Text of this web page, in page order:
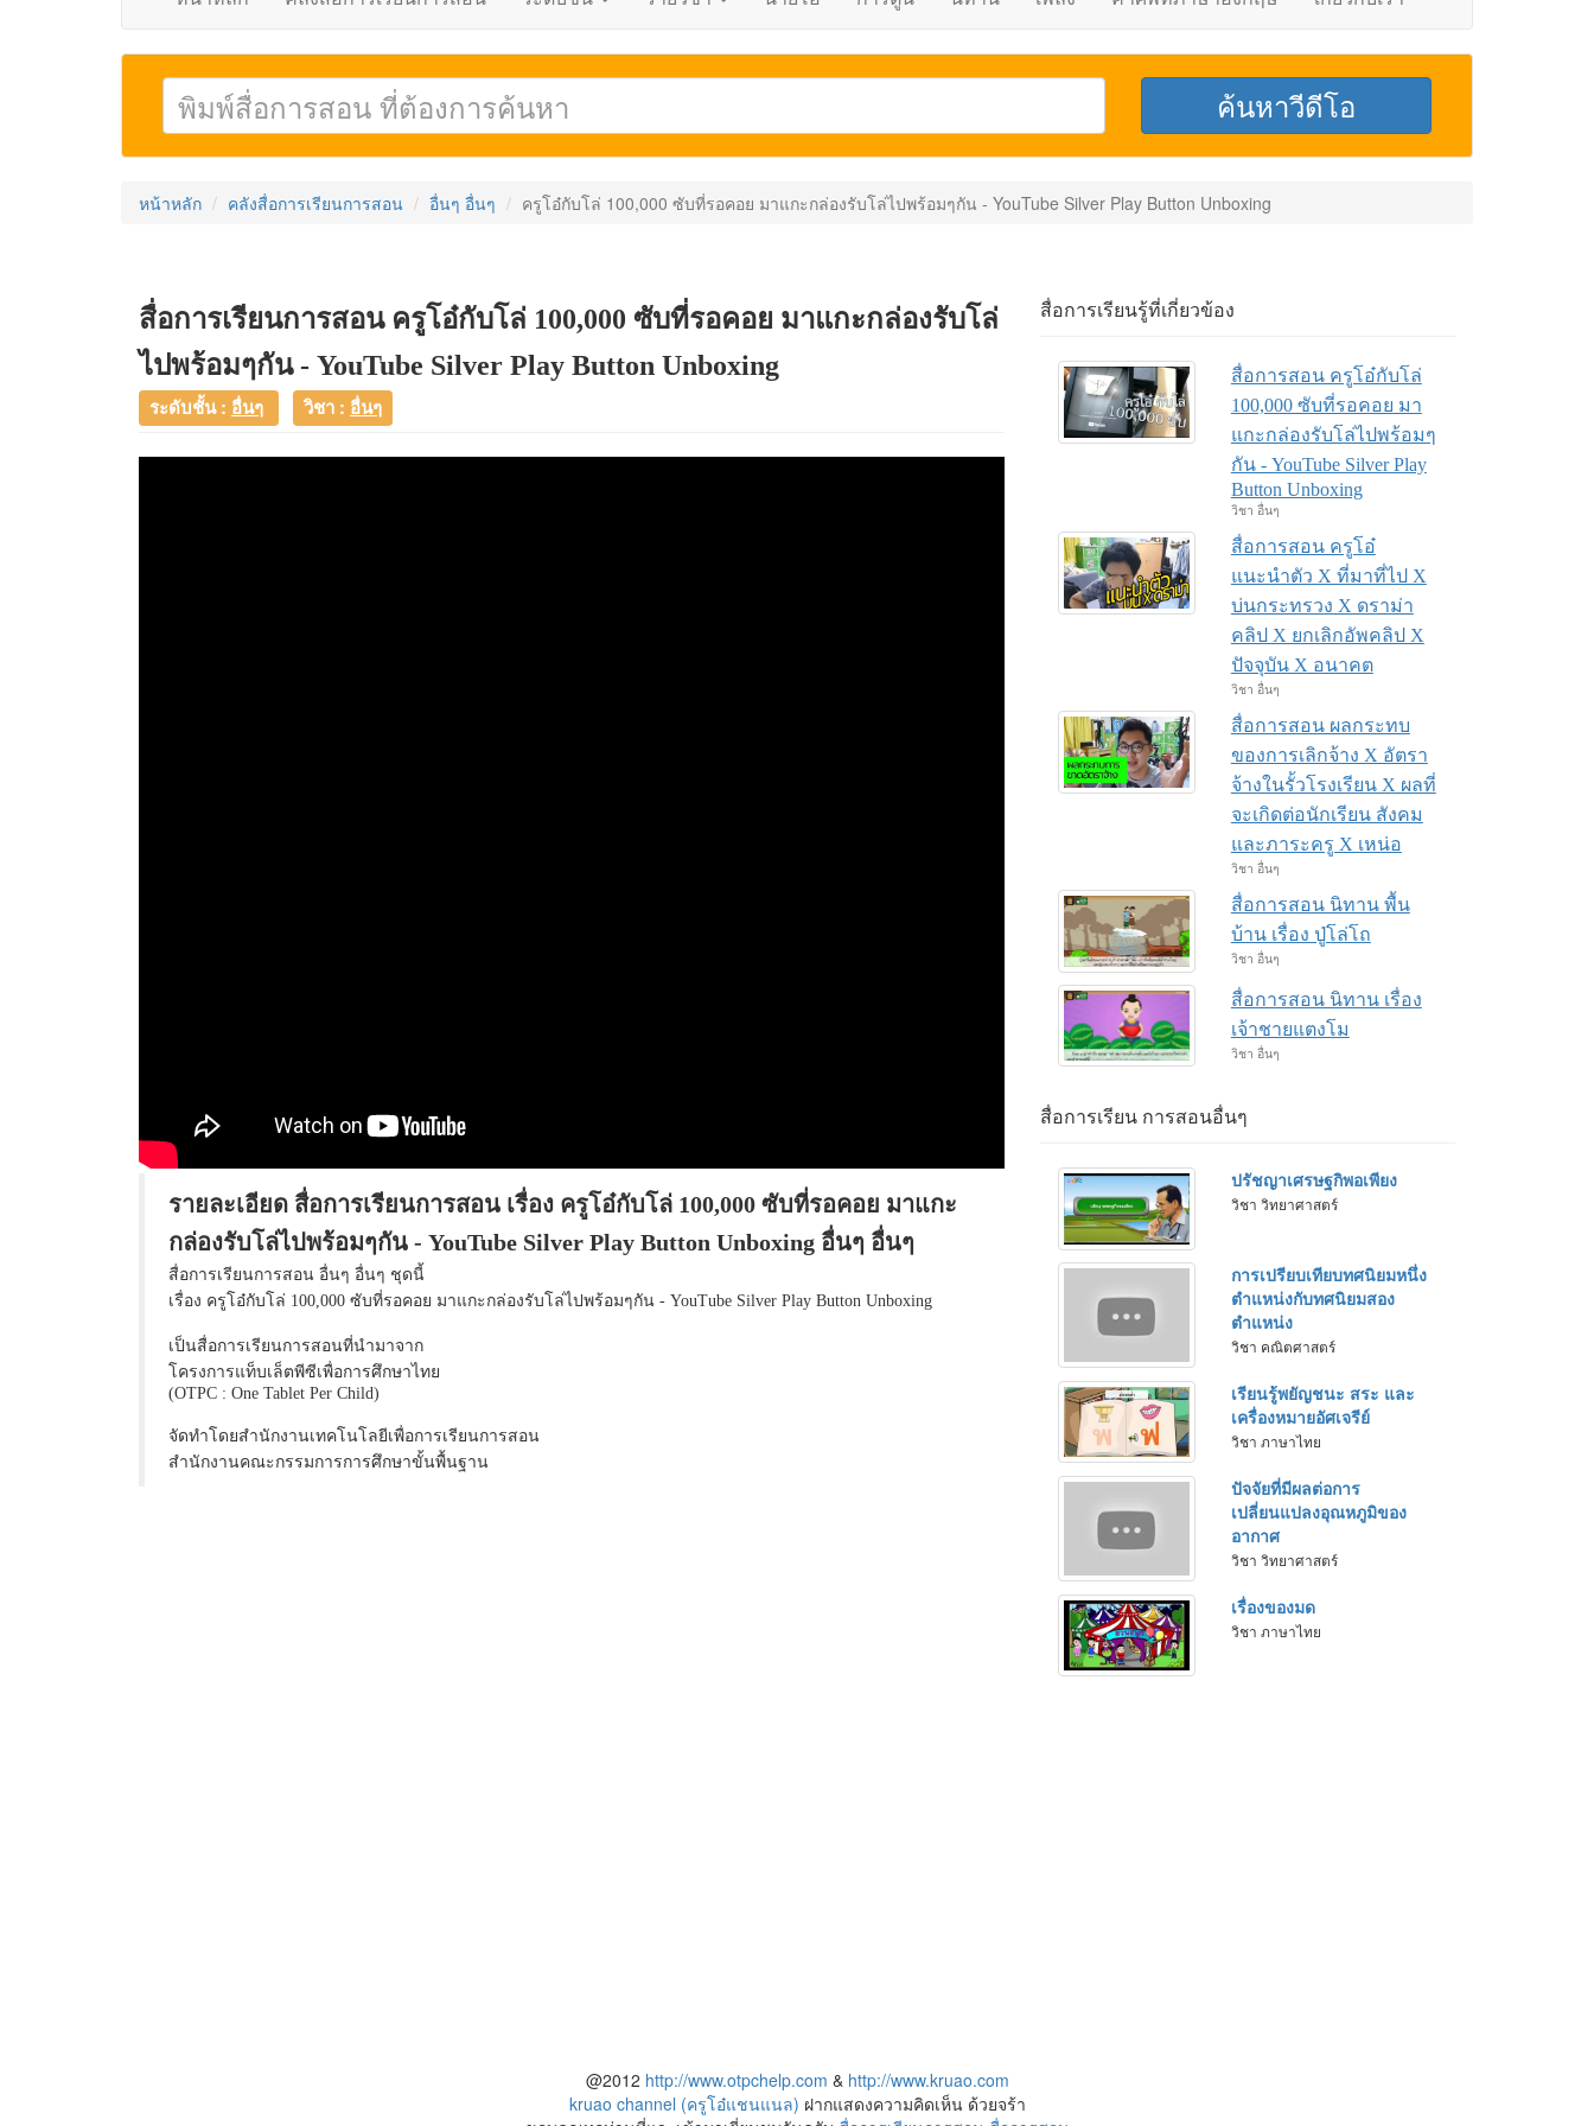
หน้าหลัก คลังสื่อการเรียนการสอน อื่นๆ อื่นๆ ครูโอ๋กับโล่ 100,000 ซับที่รอคอย มาแกะกล่องรับโล่ไปพร้อมๆกัน - YouTube Silver Play Button Unboxing
สื่อการเรียนการสอน ครูโอ๋กับโล่ 100,000 ซับที่รอคอย มาแกะกล่องรับโล่
ไปพร้อมๆกัน - YouTube Silver Play Button Unboxing
ระดับชั้น : อื่นๆ วิชา : อื่นๆ
รายละเอียด สื่อการเรียนการสอน เรื่อง ครูโอ๋กับโล่ 100,000 ซับที่รอคอย มาแกะ
กล่องรับโล่ไปพร้อมๆกัน - YouTube Silver Play Button Unboxing อื่นๆ อื่นๆ
สื่อการเรียนการสอน อื่นๆ อื่นๆ ชุดนี้
เรื่อง ครูโอ๋กับโล่ 100,000 ซับที่รอคอย มาแกะกล่องรับโล่ไปพร้อมๆกัน - YouTube Silver Play Button Unboxing
เป็นสื่อการเรียนการสอนที่นำมาจาก
โครงการแท็บเล็ตพีซีเพื่อการศึกษาไทย
(OTPC : One Tablet Per Child)
จัดทำโดยสำนักงานเทคโนโลยีเพื่อการเรียนการสอน
สำนักงานคณะกรรมการการศึกษาขั้นพื้นฐาน
สื่อการเรียนรู้ที่เกี่ยวข้อง
สื่อการสอน ครูโอ๋กับโล่
100,000 ซับที่รอคอย มา
แกะกล่องรับโล่ไปพร้อมๆ
กัน - YouTube Silver Play
Button Unboxing
วิชา อื่นๆ
สื่อการสอน ครูโอ๋
แนะนำตัว X ที่มาที่ไป X
บ่นกระทรวง X ดราม่า
คลิป X ยกเลิกอัพคลิป X
ปัจจุบัน X อนาคต
วิชา อื่นๆ
สื่อการสอน ผลกระทบ
ของการเลิกจ้าง X อัตรา
จ้างในรั้วโรงเรียน X ผลที่
จะเกิดต่อนักเรียน สังคม
และภาระครู X เหน่อ
วิชา อื่นๆ
สื่อการสอน นิทาน พื้น
บ้าน เรื่อง ปู่โล่โถ
วิชา อื่นๆ
สื่อการสอน นิทาน เรื่อง
เจ้าชายแตงโม
วิชา อื่นๆ
สื่อการเรียน การสอนอื่นๆ
ปรัชญาเศรษฐกิพอเพียง
วิชา วิทยาศาสตร์
การเปรียบเทียบทศนิยมหนึ่ง
ตำแหน่งกับทศนิยมสอง
ตำแหน่ง
วิชา คณิตศาสตร์
เรียนรู้พยัญชนะ สระ และ
เครื่องหมายอัศเจรีย์
วิชา ภาษาไทย
ปัจจัยที่มีผลต่อการ
เปลี่ยนแปลงอุณหภูมิของ
อากาศ
วิชา วิทยาศาสตร์
เรื่องของมด
วิชา ภาษาไทย
@2012 http://www.otpchelp.com & http://www.kruao.com
kruao channel (ครูโอ๋แชนแนล) ฝากแสดงความคิดเห็น ด้วยจร้า